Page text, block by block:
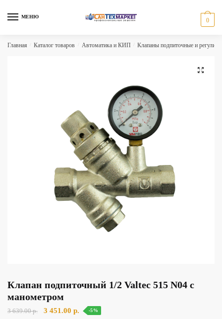
МЕНЮ
0
Главная Каталог товаров Автоматика и КИП Клапаны подпиточные и
🔍
Клапан подпиточный 1/2 Valtec 515 N04 с
манометром
3 639.00р.
Первоначальная
3 451.00 р. Текущая
-5%